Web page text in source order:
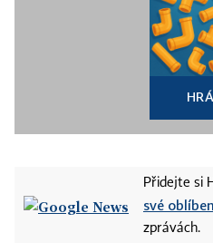
Přidejte si
své
zprávách.